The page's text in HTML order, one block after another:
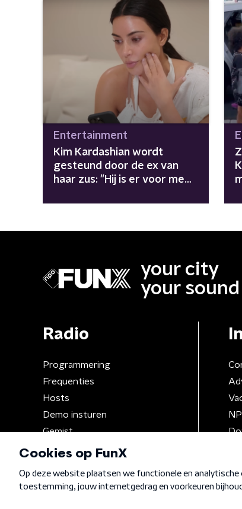
Entertainment
Kim Kardashian wordt
gesteund door de ex van
haar zus: "Hij is er voor me
your city
your sound
Radio
Programmering
Frequenties
Hosts
Demo insturen
Gemist
Algemene voorwaarden Privacybeleid